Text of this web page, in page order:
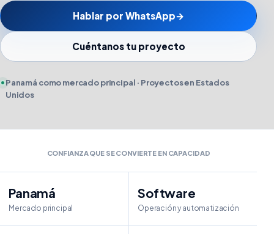
Hablar por WhatsApp→
Cuéntanos tu proyecto
Panamá como mercado principal · Proyectos en Estados
Unidos
CONFIANZA QUE SE CONVIERTE EN CAPACIDAD
Panamá
Mercado principal
Software
Operación y automatización